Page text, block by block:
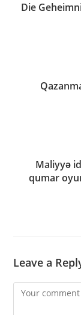
Die
Maliyyə
qumar
Leave a